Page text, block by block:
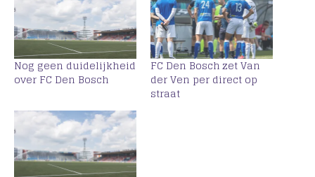
Nog geen duidelijkheid
over FC Den Bosch
FC Den Bosch zet Van
der Ven per direct op
straat